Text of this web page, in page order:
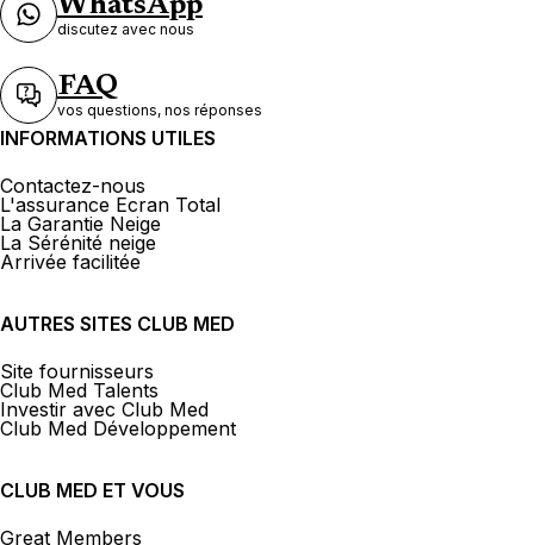
WhatsApp
discutez avec nous
FAQ
vos questions, nos réponses
INFORMATIONS UTILES
Contactez-nous
L'assurance Ecran Total
La Garantie Neige
La Sérénité neige
Arrivée facilitée
AUTRES SITES CLUB MED
Site fournisseurs
Club Med Talents
Investir avec Club Med
Club Med Développement
CLUB MED ET VOUS
Great Members